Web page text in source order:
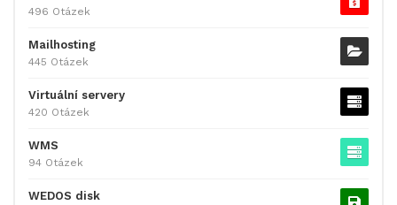
496 Otázek
Mailhosting
445 Otázek
Virtuální servery
420 Otázek
WMS
94 Otázek
WEDOS disk